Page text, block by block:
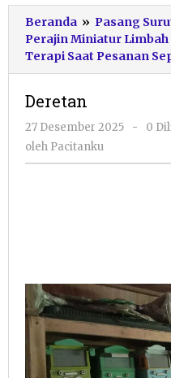
Beranda » Pasang
Perajin Miniatur
Terapi Saat Pesanan
Deretan
27 Desember 2025
oleh
-
0
oleh Pacitanku